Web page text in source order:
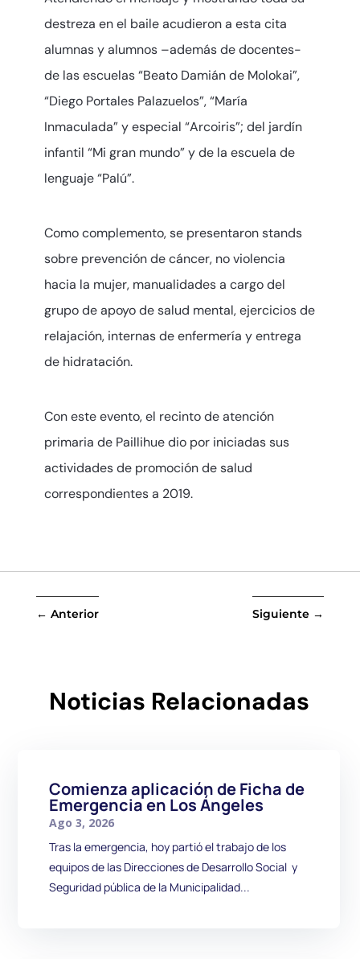
destreza en el baile acudieron a esta cita
alumnas y alumnos –además de docentes-
de las escuelas “Beato Damián de Molokai”,
“Diego Portales Palazuelos”, “María
Inmaculada” y especial “Arcoiris”; del jardín
infantil “Mi gran mundo” y de la escuela de
lenguaje “Palú”.
Como complemento, se presentaron stands
sobre prevención de cáncer, no violencia
hacia la mujer, manualidades a cargo del
grupo de apoyo de salud mental, ejercicios de
relajación, internas de enfermería y entrega
de hidratación.
Con este evento, el recinto de atención
primaria de Paillihue dio por iniciadas sus
actividades de promoción de salud
correspondientes a 2019.
← Anterior Siguiente →
Noticias Relacionadas
Comienza aplicación de Ficha de
Emergencia en Los Ángeles
Ago 3, 2026
Tras la emergencia, hoy partió el trabajo de los
equipos de las Direcciones de Desarrollo Social y
Seguridad pública de la Municipalidad...